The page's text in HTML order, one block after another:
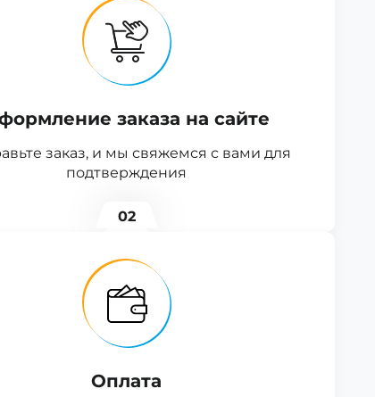
заказа на сайте
заказ, и мы свяжемся с вами для
подтверждения
02
Оплата